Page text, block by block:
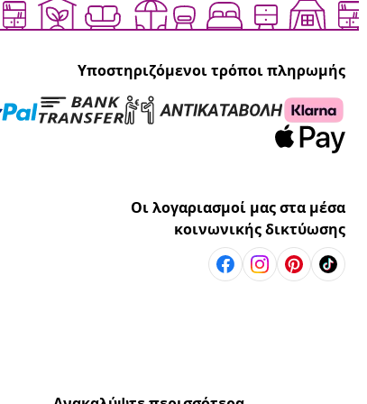
Υποστηριζόμενοι τρόποι πληρωμής
Οι λογαριασμοί μας στα μέσα
κοινωνικής δικτύωσης